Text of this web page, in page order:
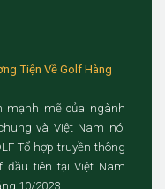
Tiện Về Golf Hàng
mạnh mẽ của ngành
và Việt Nam nói
Tổ hợp truyền thông
đầu tiên tại Việt Nam
10/2023.